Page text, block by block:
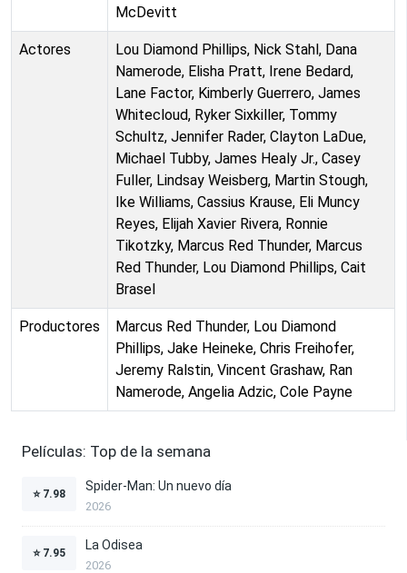
McDevitt
Actores
Lou Diamond Phillips, Nick Stahl, Dana
Namerode, Elisha Pratt, Irene Bedard,
Lane Factor, Kimberly Guerrero, James
Whitecloud, Ryker Sixkiller, Tommy
Schultz, Jennifer Rader, Clayton LaDue,
Michael Tubby, James Healy Jr., Casey
Fuller, Lindsay Weisberg, Martin Stough,
Ike Williams, Cassius Krause, Eli Muncy
Reyes, Elijah Xavier Rivera, Ronnie
Tikotzky, Marcus Red Thunder, Marcus
Red Thunder, Lou Diamond Phillips, Cait
Brasel
Productores
Marcus Red Thunder, Lou Diamond
Phillips, Jake Heineke, Chris Freihofer,
Jeremy Ralstin, Vincent Grashaw, Ran
Namerode, Angelia Adzic, Cole Payne
Películas: Top de la semana
⭐ 7.98
Spider-Man: Un nuevo día
2026
⭐ 7.95
La Odisea
2026